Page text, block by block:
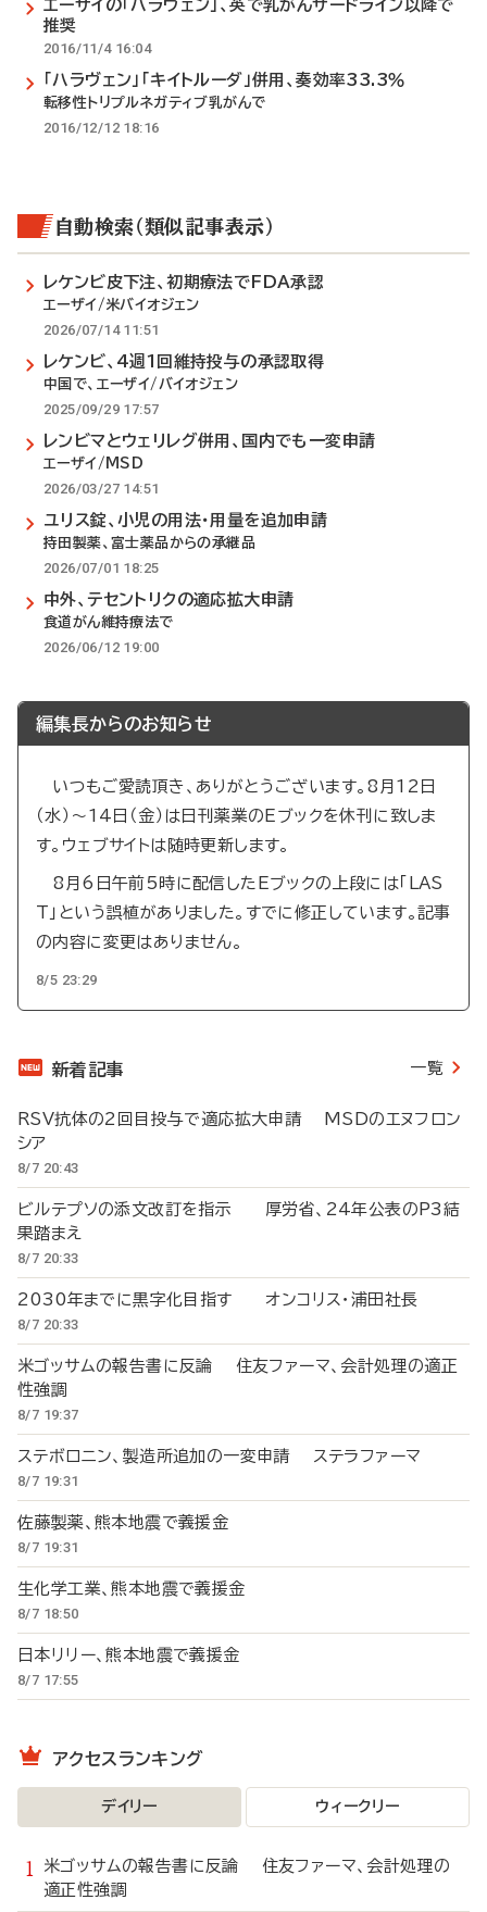
エーザイの「ハラヴェン」、英で乳がんサードライン以降で
推奨
2016/11/4 16:04
「ハラヴェン」「キイトルーダ」併用、奏効率33.3％
転移性トリプルネガティブ乳がんで
2016/12/12 18:16
自動検索（類似記事表示）
レケンビ皮下注、初期療法でFDA承認
エーザイ/米バイオジェン
2026/07/14 11:51
レケンビ、4週1回維持投与の承認取得
中国で、エーザイ/バイオジェン
2025/09/29 17:57
レンビマとウェリレグ併用、国内でも一変申請
エーザイ/MSD
2026/03/27 14:51
ユリス錠、小児の用法・用量を追加申請
持田製薬、富士薬品からの承継品
2026/07/01 18:25
中外、テセントリクの適応拡大申請
食道がん維持療法で
2026/06/12 19:00
編集長からのお知らせ
いつもご愛読頂き、ありがとうございます。8月12日
（水）～14日（金）は日刊薬業のEブックを休刊に致しま
す。ウェブサイトは随時更新します。
8月6日午前5時に配信したEブックの上段には「LAS
T」という誤植がありました。すでに修正しています。記事
の内容に変更はありません。
8/5 23:29
新着記事 一覧
RSV抗体の2回目投与で適応拡大申請 MSDのエヌフロン
シア
8/7 20:43
ビルテプソの添文改訂を指示 厚労省、24年公表のP3結
果踏まえ
8/7 20:33
2030年までに黒字化目指す オンコリス・浦田社長
8/7 20:33
米ゴッサムの報告書に反論 住友ファーマ、会計処理の適正
性強調
8/7 19:37
ステボロニン、製造所追加の一変申請 ステラファーマ
8/7 19:31
佐藤製薬、熊本地震で義援金
8/7 19:31
生化学工業、熊本地震で義援金
8/7 18:50
日本リリー、熊本地震で義援金
8/7 17:55
アクセスランキング
デイリー ウィークリー
米ゴッサムの報告書に反論 住友ファーマ、会計処理の
適正性強調